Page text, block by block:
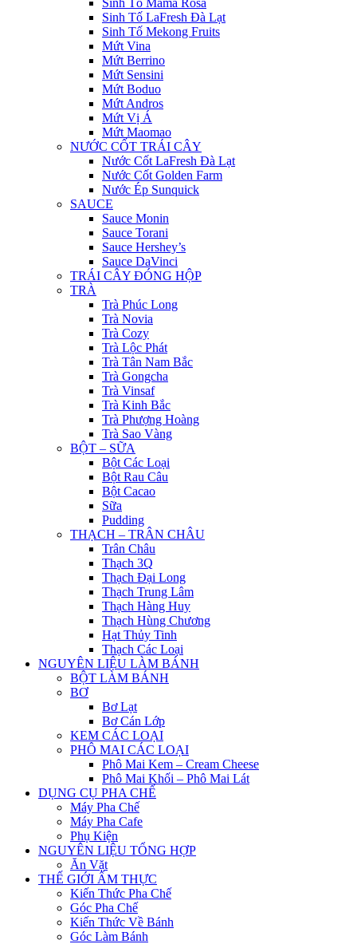
Sinh Tố LaFresh Đà Lạt
Sinh Tố Mekong Fruits
Mứt Vina
Mứt Berrino
Mứt Sensini
Mứt Boduo
Mứt Andros
Mứt Vị Á
Mứt Maomao
NƯỚC CỐT TRÁI CÂY
Nước Cốt LaFresh Đà Lạt
Nước Cốt Golden Farm
Nước Ép Sunquick
SAUCE
Sauce Monin
Sauce Torani
Sauce Hershey’s
Sauce DaVinci
TRÁI CÂY ĐÓNG HỘP
TRÀ
Trà Phúc Long
Trà Novia
Trà Cozy
Trà Lộc Phát
Trà Tân Nam Bắc
Trà Gongcha
Trà Vinsaf
Trà Kinh Bắc
Trà Phượng Hoàng
Trà Sao Vàng
BỘT – SỮA
Bột Các Loại
Bột Rau Câu
Bột Cacao
Sữa
Pudding
THẠCH – TRÂN CHÂU
Trân Châu
Thạch 3Q
Thạch Đại Long
Thạch Trung Lâm
Thạch Hàng Huy
Thạch Hùng Chương
Hạt Thủy Tinh
Thạch Các Loại
NGUYÊN LIỆU LÀM BÁNH
BỘT LÀM BÁNH
BƠ
Bơ Lạt
Bơ Cán Lớp
KEM CÁC LOẠI
PHÔ MAI CÁC LOẠI
Phô Mai Kem – Cream Cheese
Phô Mai Khối – Phô Mai Lát
DỤNG CỤ PHA CHẾ
Máy Pha Chế
Máy Pha Cafe
Phụ Kiện
NGUYÊN LIỆU TỔNG HỢP
Ăn Vặt
THẾ GIỚI ẨM THỰC
Kiến Thức Pha Chế
Góc Pha Chế
Kiến Thức Về Bánh
Góc Làm Bánh